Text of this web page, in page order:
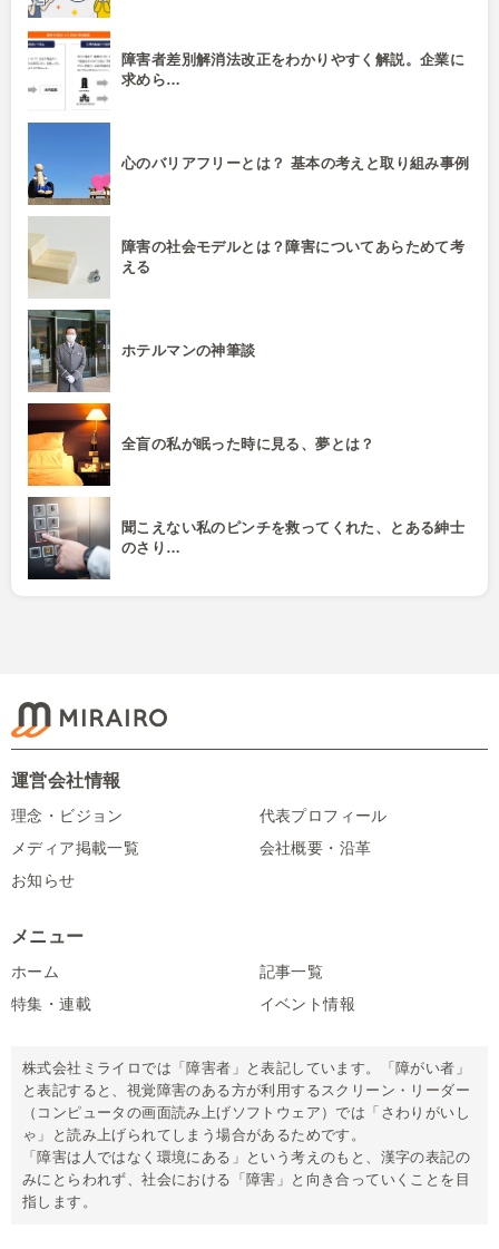
障害者差別解消法改正をわかりやすく解説。企業に
求めら…
心のバリアフリーとは？ 基本の考えと取り組み事例
障害の社会モデルとは？障害についてあらためて考
える
ホテルマンの神筆談
全盲の私が眠った時に見る、夢とは？
聞こえない私のピンチを救ってくれた、とある紳士
のさり…
運営会社情報
理念・ビジョン
代表プロフィール
メディア掲載一覧
会社概要・沿革
お知らせ
メニュー
ホーム
記事一覧
特集・連載
イベント情報
株式会社ミライロでは「障害者」と表記しています。「障がい者」
と表記すると、視覚障害のある方が利用するスクリーン・リーダー
（コンピュータの画面読み上げソフトウェア）では「さわりがいし
ゃ」と読み上げられてしまう場合があるためです。
「障害は人ではなく環境にある」という考えのもと、漢字の表記の
みにとらわれず、社会における「障害」と向き合っていくことを目
指します。